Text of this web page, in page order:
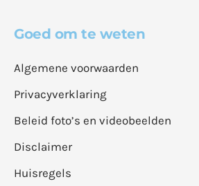
Goed om te weten
Algemene voorwaarden
Privacyverklaring
Beleid foto’s en videobeelden
Disclaimer
Huisregels